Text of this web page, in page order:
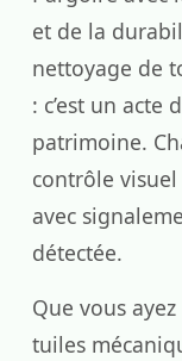
et de la
nettoyage de
: c’est un acte
patrimoine.
contrôle
avec
détectée.
Que vous
tuiles